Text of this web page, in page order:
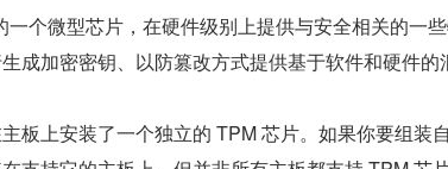
一个微型芯片，在硬件级别上提供与安全相关的一
成加密密钥、以防篡改方式提供基于软件和硬件的
板上安装了一个独立的 TPM 芯片。如果你要组装